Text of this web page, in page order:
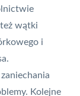
wątki
i
.
Kolejne